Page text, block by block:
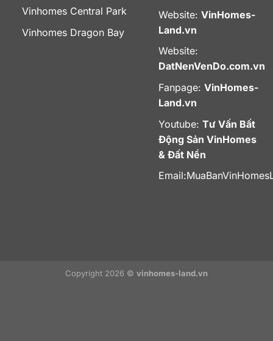
Vinhomes Central Park
Vinhomes Dragon Bay
Website: VinHomes-
Land.vn
Website:
DatNenVenDo.com.vn
Fanpage: VinHomes-
Land.vn
Youtube: Tư Vấn Bất
Động Sản VinHomes
& Đất Nền
Email:
Copyright 2026 © vinhomes-land.vn